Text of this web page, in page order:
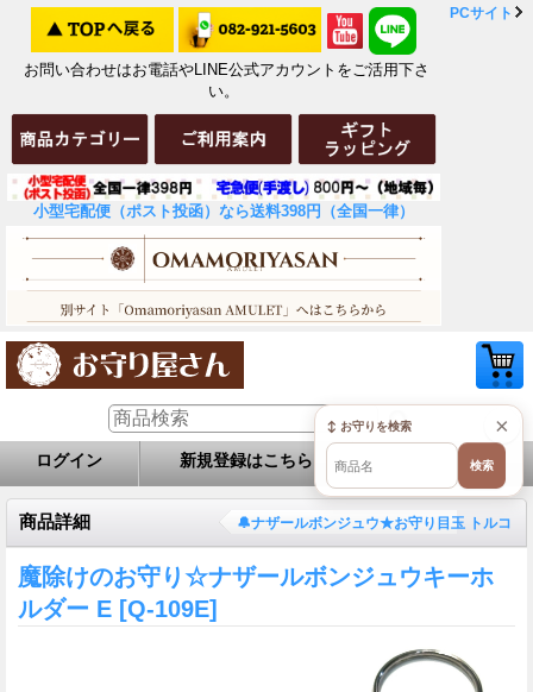
お問い合わせはお電話やLINE公式アカウントをご活用下さ
い。
小型宅配便（ポスト投函）なら送料398円（全国一律）
PCサイト
ログイン 新規登録はこちら お問い合せ
商品詳細 🔔ナザールボンジュウ★お守り目玉 トルコ
魔除けのお守り☆ナザールボンジュウキーホ
ルダー E [Q-109E]
×
↕ お守りを検索
検索